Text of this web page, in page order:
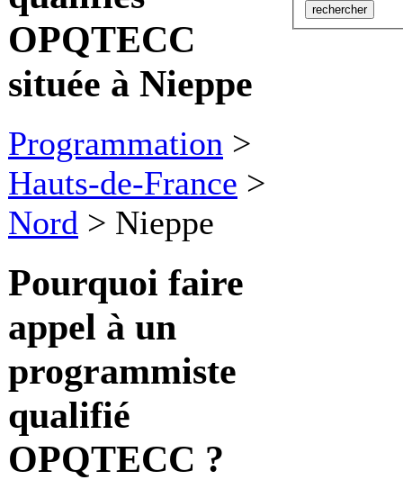
OPQTECC
située à Nieppe
Programmation >
Hauts-de-France >
Nord > Nieppe
Pourquoi faire
appel à un
programmiste
qualifié
OPQTECC ?